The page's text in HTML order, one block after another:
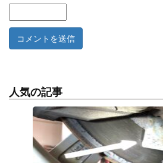
人気の記事